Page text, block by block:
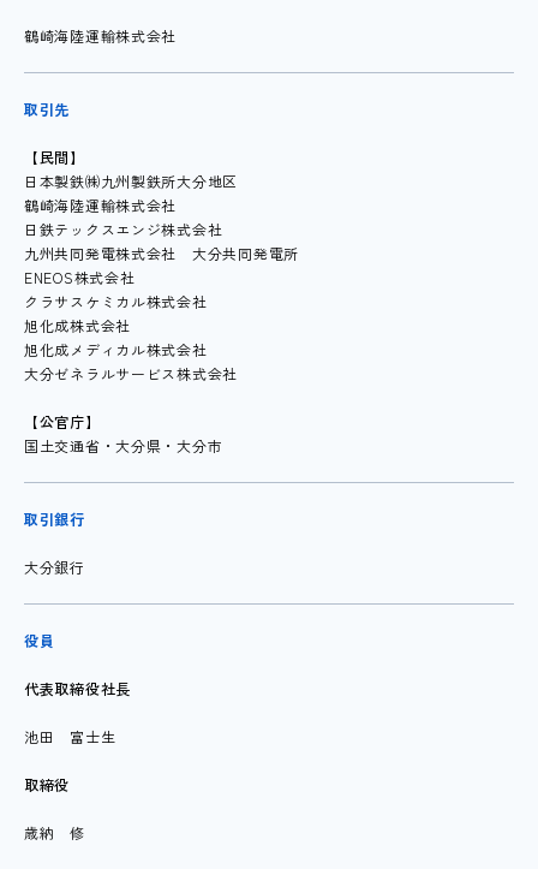
鶴崎海陸運輸株式会社
取引先
【民間】
日本製鉄㈱九州製鉄所大分地区
鶴崎海陸運輸株式会社
日鉄テックスエンジ株式会社
九州共同発電株式会社 大分共同発電所
ENEOS株式会社
クラサスケミカル株式会社
旭化成株式会社
旭化成メディカル株式会社
大分ゼネラルサービス株式会社
【公官庁】
国土交通省・大分県・大分市
取引銀行
大分銀行
役員
代表取締役社長
池田 富士生
取締役
歳納 修